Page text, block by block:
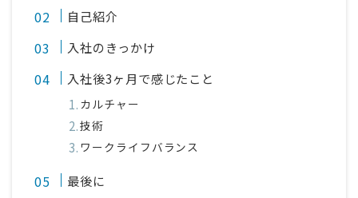
自己紹介
入社のきっかけ
入社後3ヶ月で感じたこと
カルチャー
技術
ワークライフバランス
最後に